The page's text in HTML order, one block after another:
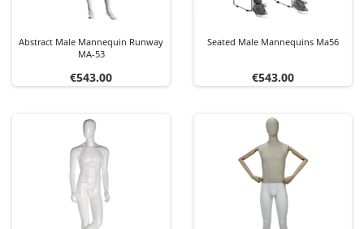
Abstract Male Mannequin Runway
MA-53
Price
€543.00
Seated Male Mannequins Ma56
Price
€543.00